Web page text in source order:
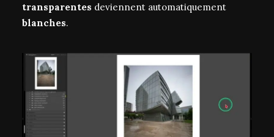
transparentes deviennent automatiquement
blanches.